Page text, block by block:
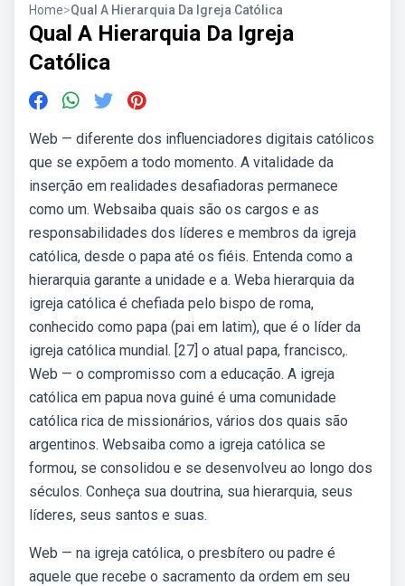
Home>Qual A Hierarquia Da Igreja Católica
Qual A Hierarquia Da Igreja
Católica
Web — diferente dos influenciadores digitais católicos
que se expõem a todo momento. A vitalidade da
inserção em realidades desafiadoras permanece
como um. Websaiba quais são os cargos e as
responsabilidades dos líderes e membros da igreja
católica, desde o papa até os fiéis. Entenda como a
hierarquia garante a unidade e a. Weba hierarquia da
igreja católica é chefiada pelo bispo de roma,
conhecido como papa (pai em latim), que é o líder da
igreja católica mundial. [27] o atual papa, francisco,.
Web — o compromisso com a educação. A igreja
católica em papua nova guiné é uma comunidade
católica rica de missionários, vários dos quais são
argentinos. Websaiba como a igreja católica se
formou, se consolidou e se desenvolveu ao longo dos
séculos. Conheça sua doutrina, sua hierarquia, seus
líderes, seus santos e suas.
Web — na igreja católica, o presbítero ou padre é
aquele que recebe o sacramento da ordem em seu